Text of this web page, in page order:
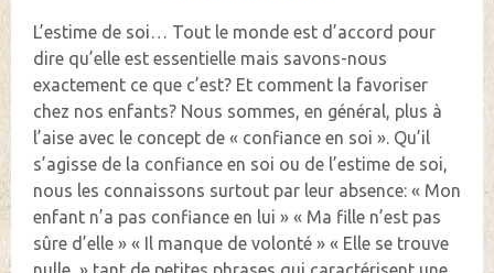
L’estime de soi… Tout le monde est d’accord pour
dire qu’elle est essentielle mais savons-nous
exactement ce que c’est? Et comment la favoriser
chez nos enfants? Nous sommes, en général, plus à
l’aise avec le concept de « confiance en soi ». Qu’il
s’agisse de la confiance en soi ou de l’estime de soi,
nous les connaissons surtout par leur absence: « Mon
enfant n’a pas confiance en lui » « Ma fille n’est pas
sûre d’elle » « Il manque de volonté » « Elle se trouve